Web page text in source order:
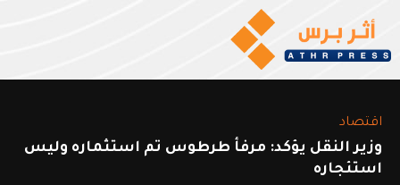
اقتصاد
وزير النقل يؤكد: مرفأ طرطوس تم استثماره وليس
استئجاره